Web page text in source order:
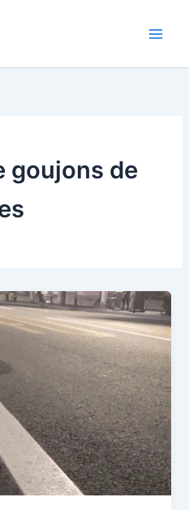
goujons de